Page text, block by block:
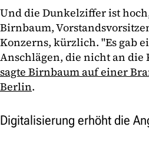
Und die Dunkelziffer ist
Birnbaum,
Konzerns, kürzlich. "Es gab
Anschlägen, die nicht an die
sagte Birnbaum auf einer
Berlin.
Digitalisierung erhöht die